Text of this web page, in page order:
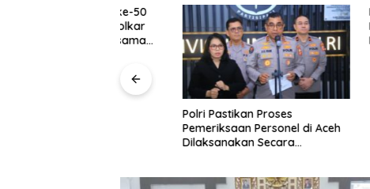
Polri Pastikan Proses
Pemeriksaan Personel di Aceh
Dilaksanakan Secara
Rayakan
Lahadalia,
Bengkulu
Kotak dan
Panti Asuhan